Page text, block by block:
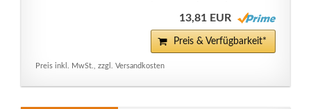
13,81 EUR
Preis & Verfügbarkeit*
Preis inkl. MwSt., zzgl. Versandkosten